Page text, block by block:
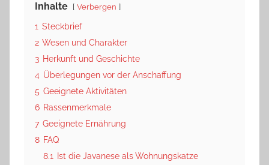
Inhalte Verbergen
1 Steckbrief
2 Wesen und Charakter
3 Herkunft und Geschichte
4 Überlegungen vor der Anschaffung
5 Geeignete Aktivitäten
6 Rassenmerkmale
7 Geeignete Ernährung
8 FAQ
8.1 Ist die Javanese als Wohnungskatze